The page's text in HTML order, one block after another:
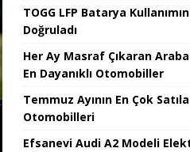
TOGG LFP Batarya
Doğruladı
Her Ay Masraf Çıkaran
En Dayanıklı Otomobiller
Temmuz Ayının En Çok
Otomobilleri
Efsanevi Audi A2 Modeli